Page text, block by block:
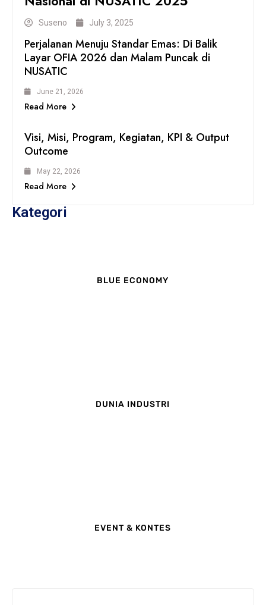
Suseno July 3, 2025
Perjalanan Menuju Standar Emas: Di Balik
Layar OFIA 2026 dan Malam Puncak di
NUSATIC
June 21, 2026
Read More
Visi, Misi, Program, Kegiatan, KPI & Output
Outcome
May 22, 2026
Read More
Kategori
BLUE ECONOMY
DUNIA INDUSTRI
EVENT & KONTES